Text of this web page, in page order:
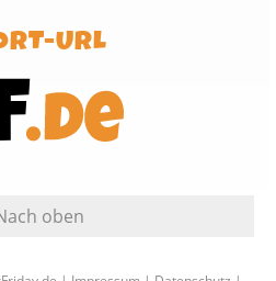
URL
oben